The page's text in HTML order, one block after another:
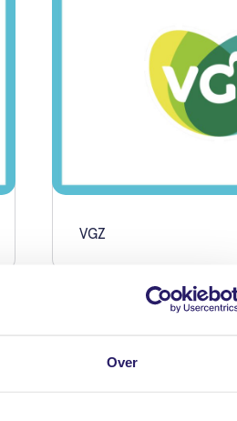
Over
VGZ